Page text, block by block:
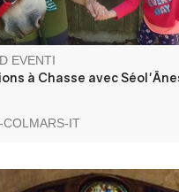
EVENTI
à Chasse avec
COLMARS-IT